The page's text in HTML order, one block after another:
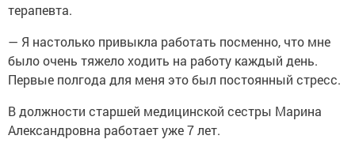
терапевта.
— Я настолько привыкла работать посменно, что мне
было очень тяжело ходить на работу каждый день.
Первые полгода для меня это был постоянный стресс.
В должности старшей медицинской сестры Марина
Александровна работает уже 7 лет.